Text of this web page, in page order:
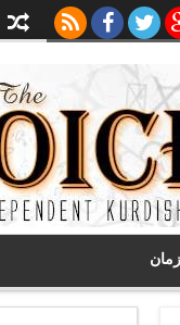
زمان